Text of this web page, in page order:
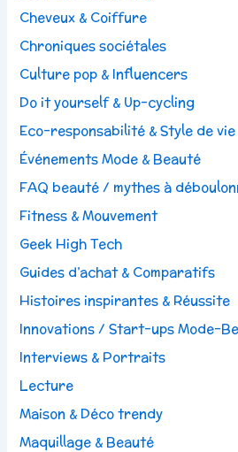
Cheveux & Coiffure
Chroniques sociétales
Culture pop & Influencers
Do it yourself & Up-cycling
Eco-responsabilité & Style de
Événements Mode & Beauté
FAQ beauté / mythes à
Fitness & Mouvement
Geek High Tech
Guides d’achat & Comparatifs
Histoires inspirantes & Réussite
Innovations / Start-ups Mode-
Interviews & Portraits
Lecture
Maison & Déco trendy
Maquillage & Beauté